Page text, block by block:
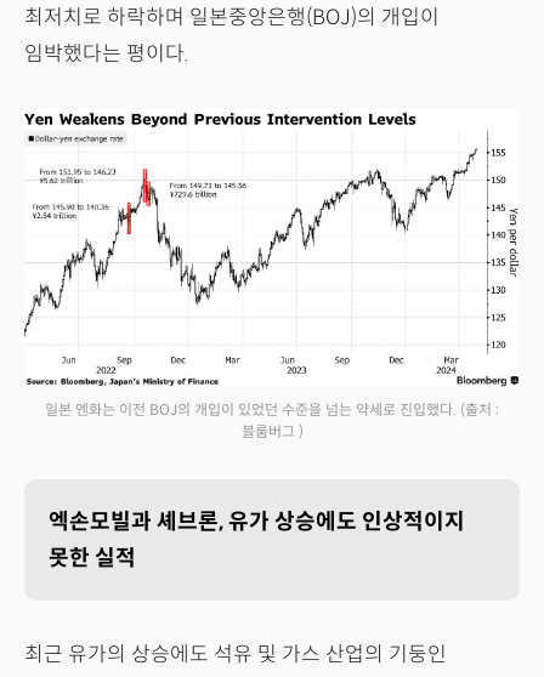
최저치로 하락하며 일본중앙은행(BOJ)의 개입이
임박했다는 평이다.
일본 엔화는 이전 BOJ의 개입이 있었던 수준을 넘는 약세로 진입했다. (출처 :
블룸버그 )
엑손모빌과 셰브론, 유가 상승에도 인상적이지
못한 실적
최근 유가의 상승에도 석유 및 가스 산업의 기둥인